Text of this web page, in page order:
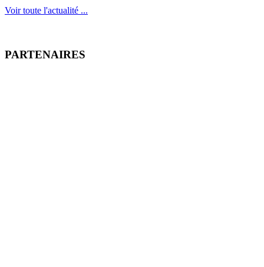
Voir toute l'actualité ...
PARTENAIRES